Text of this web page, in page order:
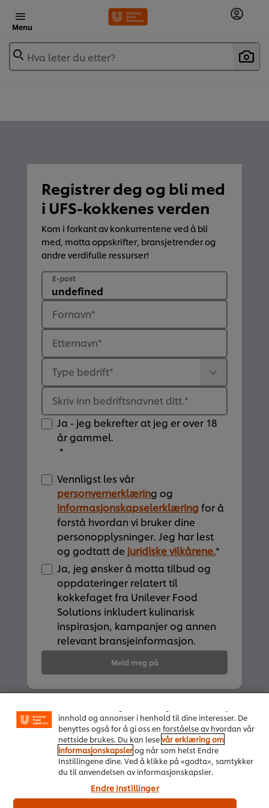
Menu
Hva leter du etter?
Registrer deg og bli med
i UFS-kokkenes verden
Kom i forkant av konkurrentene ved å bli
med, motta oppskrifter, bransjetrender og
andre verdifulle ressurser!
E-post
Fornavn*
Etternavn*
Type bedrift*
Skriv inn bedriftsnavnet ditt.*
Ja - jeg bekrefter at jeg er over 18
år gammel.
*
Vennligst les vår
personvernerklæring og
informasjonskapselerklæring for å
forstå hvordan vi bruker dine
personopplysninger. Jeg har lest
og godtatt de juridiske vilkårene.*
Ja, jeg ønsker å motta tilbud og
oppdateringer relatert til
kokkefaget fra Unilever Food
Solutions inkludert kulinarisk
inspirasjon, kampanjer og annen
relevant bransjeinformasjon.
Meld meg på
Om oss
Vi bruker informasjonskapsler, og lignende teknikker,
på vårt nettsted slik at vi kan forbedre din opplevelse
funksjoner som å dele på sosiale plattformer
innhold og annonser i henhold til dine interesser. De
benyttes også for å gi oss en forståelse av hvordan vår
nettside brukes. Du kan lesevår erklæring om
informasjonskapslerog når som helst Endre
Instillingene dine. Ved å klikke på «godta», samtykker
du til anvendelsen av informasjonskapsler.
Endre Instillinger